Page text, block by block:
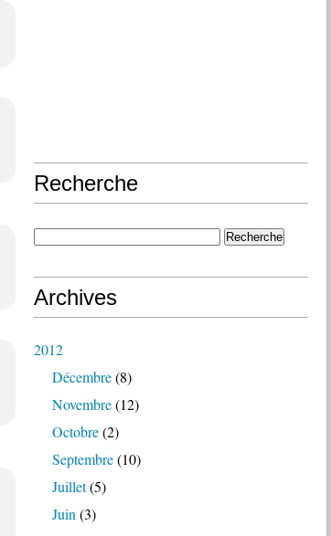
Recherche
Archives
2012
Décembre(8)
Novembre(12)
Octobre(2)
Septembre(10)
Juillet(5)
Juin (3)